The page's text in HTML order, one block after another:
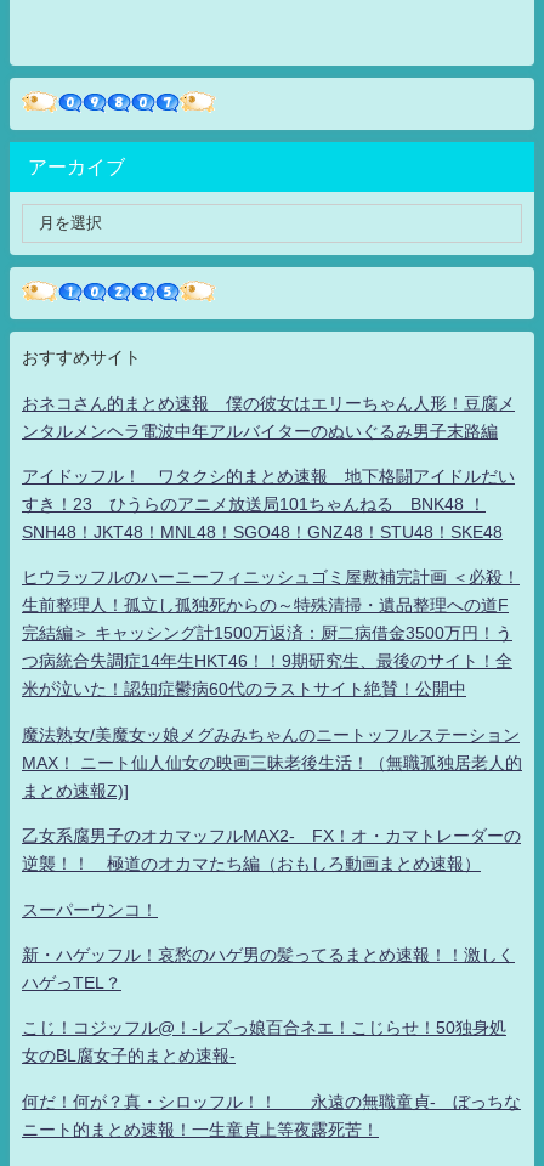
アーカイブ
おすすめサイト
おネコさん的まとめ速報 僕の彼女はエリーちゃん人形！豆腐メ
ンタルメンヘラ電波中年アルバイターのぬいぐるみ男子末路編
アイドッフル！ ワタクシ的まとめ速報 地下格闘アイドルだい
すき！23 ひうらのアニメ放送局101ちゃんねる BNK48 ！
SNH48！JKT48！MNL48！SGO48！GNZ48！STU48！SKE48
ヒウラッフルのハーニーフィニッシュゴミ屋敷補完計画 ＜必殺！
生前整理人！孤立し孤独死からの～特殊清掃・遺品整理への道F
完結編＞ キャッシング計1500万返済：厨二病借金3500万円！う
つ病統合失調症14年生HKT46！！9期研究生、最後のサイト！全
米が泣いた！認知症鬱病60代のラストサイト絶賛！公開中
魔法熟女/美魔女ッ娘メグみみちゃんのニートッフルステーション
MAX！ ニート仙人仙女の映画三昧老後生活！（無職孤独居老人的
まとめ速報Z)]
乙女系腐男子のオカマッフルMAX2- FX！オ・カマトレーダーの
逆襲！！ 極道のオカマたち編（おもしろ動画まとめ速報）
スーパーウンコ！
新・ハゲッフル！哀愁のハゲ男の髪ってるまとめ速報！！激しく
ハゲっTEL？
こじ！コジッフル@！-レズっ娘百合ネエ！こじらせ！50独身処
女のBL腐女子的まとめ速報-
何だ！何が？真・シロッフル！！ 永遠の無職童貞- ぼっちな
ニート的まとめ速報！一生童貞上等夜露死苦！